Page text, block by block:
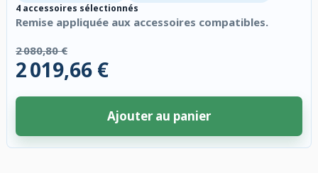
4 accessoires sélectionnés
Remise appliquée aux accessoires compatibles.
2 080,80 €
2 019,66 €
Ajouter au panier